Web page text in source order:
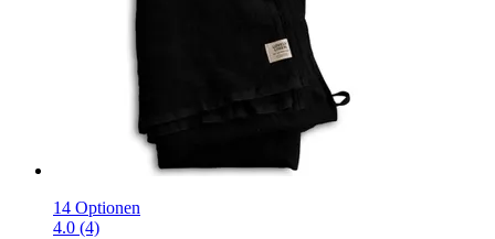
14 Optionen
4.0 (4)